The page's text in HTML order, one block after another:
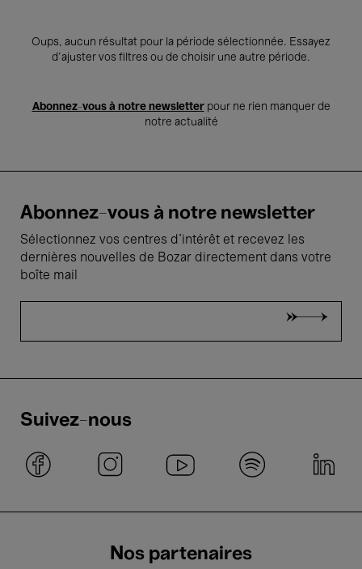
Oups, aucun résultat pour la période sélectionnée. Essayez
d’ajuster vos filtres ou de choisir une autre période.
Abonnez-vous à notre newsletterpour ne rien manquer de
notre actualité
Abonnez-vous à notre newsletter
Sélectionnez vos centres d'intérêt et recevez les
dernières nouvelles de Bozar directement dans votre
boîte mail
Suivez-nous
Nos partenaires